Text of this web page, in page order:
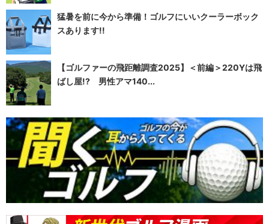
猛暑を前に今から準備！ゴルフにいいクーラーボック
スあります!!
【ゴルファーの飛距離調査2025】＜前編＞220Yは飛
ばし屋!? 男性アマ140...